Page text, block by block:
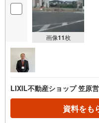
画像11枚
LIXIL不動産ショップ 笠原
資料をも